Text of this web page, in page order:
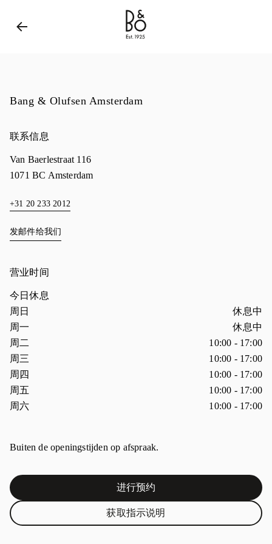
Bang & Olufsen - Exist to Create
Bang & Olufsen Amsterdam
联系信息
Van Baerlestraat 116
1071 BC Amsterdam
+31 20 233 2012
发邮件给我们
营业时间
今日休息
星期
周日
休息中
周一
休息中
周二
10:00 - 17:00
周三
10:00 - 17:00
周四
10:00 - 17:00
周五
10:00 - 17:00
周六
10:00 - 17:00
Buiten de openingstijden op afspraak.
进行预约Link Opens in New Tab
获取指示说明Link Opens in New Tab